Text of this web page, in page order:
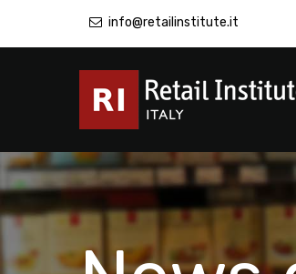
info@retailinstitute.it